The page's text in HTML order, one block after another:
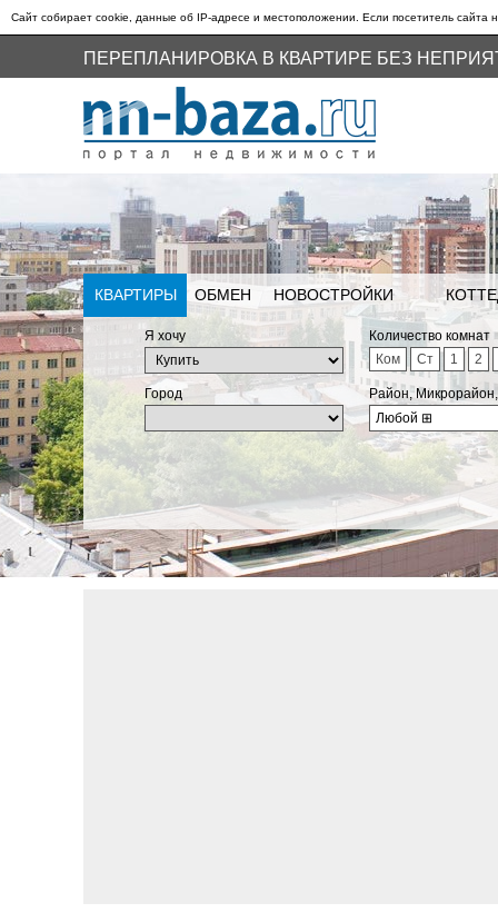
Сайт собирает cookie, данные об IP-адресе и местоположении. Если посетитель сайта
ПЕРЕПЛАНИРОВКА В КВАРТИРЕ БЕЗ
КВАРТИРЫ ОБМЕН НОВОСТРОЙКИ
Я хочу
Количество комнат
Ком
Ст 1 2
Город
Район,
Любой ⊞